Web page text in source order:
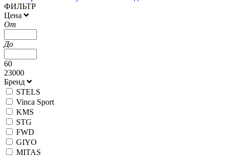
ФИЛЬТР
Цена
От
До
60
23000
Бренд
STELS
Vinca Sport
KMS
STG
FWD
GIYO
MITAS